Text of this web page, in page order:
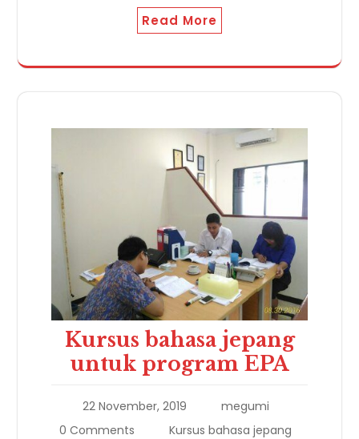
Read More
Kursus bahasa jepang
untuk program EPA
22 November, 2019
megumi
0 Comments
Kursus bahasa jepang